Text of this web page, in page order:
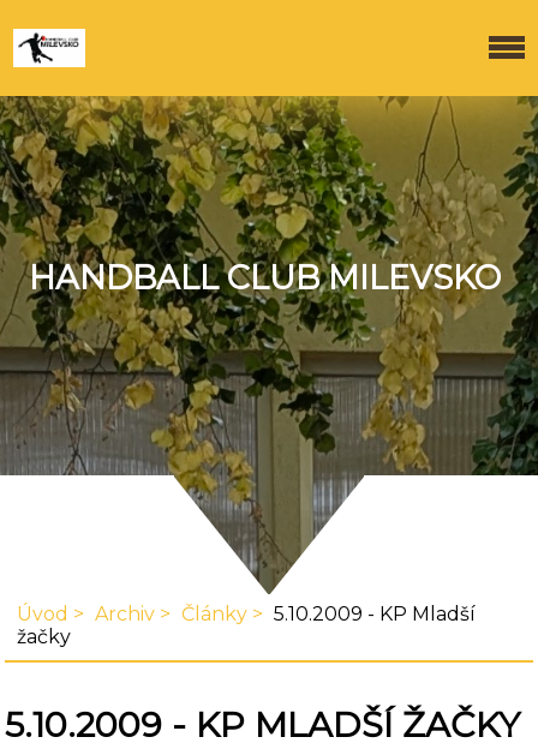
HANDBALL CLUB MILEVSKO
Úvod Archiv Články
5.10.2009 - KP Mladší
žačky
5.10.2009 - KP MLADŠÍ ŽAČKY